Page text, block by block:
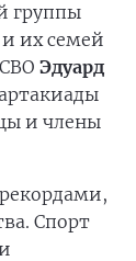
группы
их семей
Эдуард
и члены
Спорт